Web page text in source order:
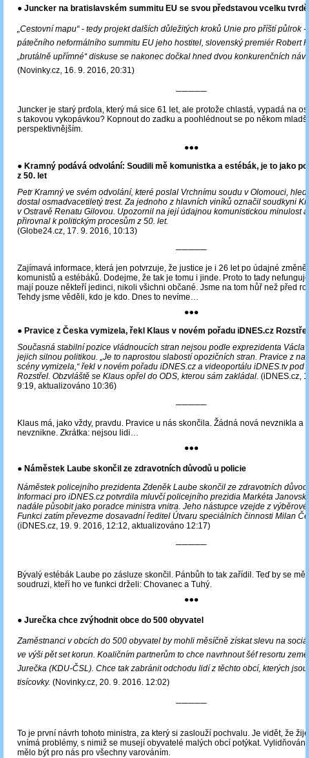
● Juncker na bratislavském summitu EU se svou představou vcelku
„Cestovní mapu“ - tedy projekt dalších důležitých kroků Unie pro příští půlrok
pátečního neformálního summitu EU jeho hostitel, slovenský premiér Robert
„brutálně upřímné“ diskuse se nakonec dočkal hned dvou konkurenčních
(Novinky.cz, 16. 9. 2016, 20:31)
─────
Juncker je starý prďola, který má sice 61 let, ale protože chlastá, vypadá na
s takovou vykopávkou? Kopnout do zadku a poohlédnout se po někom
perspektivnějším.
●●●
● Kramný podává odvolání: Soudili mě komunistka a estébák, je to jako
z 50. let
Petr Kramný ve svém odvolání, které poslal Vrchnímu soudu v Olomouci,
dostal osmadvacetiletý trest. Za jednoho z hlavních viníků označil soudkyni
v Ostravě Renatu Gilovou. Upozornil na její údajnou komunistickou minulost
přirovnal k politickým procesům z 50. let.
(Globe24.cz, 17. 9. 2016, 10:13)
─────
Zajímavá informace, která jen potvrzuje, že justice je i 26 let po údajné
komunistů a estébáků. Dodejme, že tak je tomu i jinde. Proto to tady
mají pouze někteří jedinci, nikoli všichni občané. Jsme na tom hůř než před
Tehdy jsme věděli, kdo je kdo. Dnes to nevíme…
●●●
● Pravice z Česka vymizela, řekl Klaus v novém pořadu iDNES.cz Rozstřel
Současná stabilní pozice vládnoucích stran nejsou podle exprezidenta
jejich silnou politikou. „Je to naprostou slabostí opozičních stran. Pravice z
scény vymizela,“ řekl v novém pořadu iDNES.cz a videoportálu iDNES.tv pod
Rozstřel. Obzvláště se Klaus opřel do ODS, kterou sám zakládal. (iDNES.cz,
9:19, aktualizováno 10:36)
─────
Klaus má, jako vždy, pravdu. Pravice u nás skončila. Žádná nová nevznikla a
nevznikne. Zkrátka: nejsou lidi…
●●●
● Náměstek Laube skončil ze zdravotních důvodů u policie
Náměstek policejního prezidenta Zdeněk Laube skončil ze zdravotních
Informaci pro iDNES.cz potvrdila mluvčí policejního prezidia Markéta
nadále působit jako poradce ministra vnitra. Jeho nástupce vzejde z
Funkci zatím převezme dosavadní ředitel Útvaru speciálních činnosti Milan
(iDNES.cz, 19. 9. 2016, 12:12, aktualizováno 12:17)
─────
Bývalý estébák Laube po zásluze skončil. Pánbůh to tak zařídil. Teď by se
soudruzi, kteří ho ve funkci drželi: Chovanec a Tuhý.
●●●
● Jurečka chce zvýhodnit obce do 500 obyvatel
Zaměstnanci v obcích do 500 obyvatel by mohli měsíčně získat slevu na
ve výši pět set korun. Koaličním partnerům to chce navrhnout šéf resortu
Jurečka (KDU-ČSL). Chce tak zabránit odchodu lidí z těchto obcí, kterých
tisícovky. (Novinky.cz, 20. 9. 2016. 12:02)
─────
To je první návrh tohoto ministra, za který si zaslouží pochvalu. Je vidět, že
vnímá problémy, s nimiž se musejí obyvatelé malých obcí potýkat.
mělo být pro nás pro všechny varováním.